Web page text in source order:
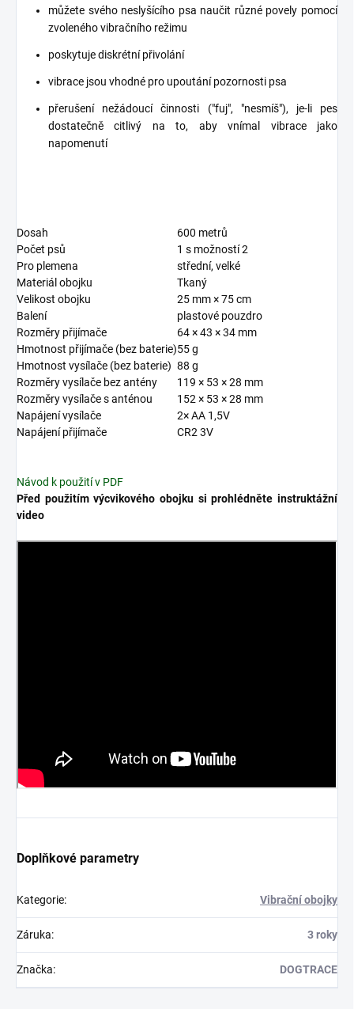
můžete svého neslyšícího psa naučit různé povely pomocí
zvoleného vibračního režimu
poskytuje diskrétní přivolání
vibrace jsou vhodné pro upoutání pozornosti psa
přerušení nežádoucí činnosti ("fuj", "nesmíš"), je-li pes
dostatečně citlivý na to, aby vnímal vibrace jako
napomenutí
Dosah
600 metrů
Počet psů
1 s možností 2
Pro plemena
střední, velké
Materiál obojku
Tkaný
Velikost obojku
25 mm × 75 cm
Balení
plastové pouzdro
Rozměry přijímače
64 × 43 × 34 mm
Hmotnost přijímače (bez baterie)55 g
Hmotnost vysílače (bez baterie) 88 g
Rozměry vysílače bez antény
119 × 53 × 28 mm
Rozměry vysílače s anténou
152 × 53 × 28 mm
Napájení vysílače
2× AA 1,5V
Napájení přijímače
CR2 3V
Návod k použití v PDF
Před použitím výcvikového obojku si prohlédněte instruktážní
video
Doplňkové parametry
Kategorie: Vibrační obojky
Záruka: 3 roky
Značka: DOGTRACE